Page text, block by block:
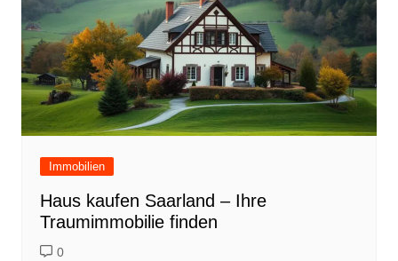
Immobilien
Haus kaufen Saarland – Ihre
Traumimmobilie finden
0